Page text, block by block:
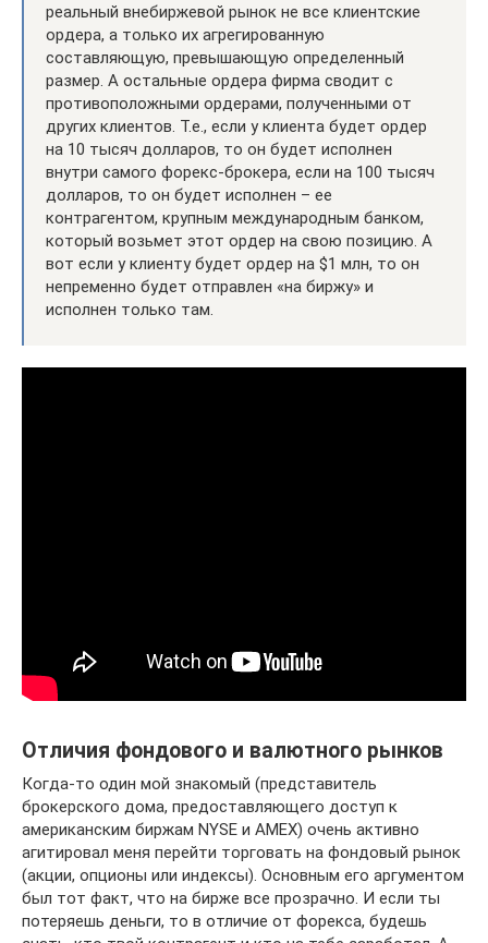
реальный внебиржевой рынок не все клиентские
ордера, а только их агрегированную
составляющую, превышающую определенный
размер. А остальные ордера фирма сводит с
противоположными ордерами, полученными от
других клиентов. Т.е., если у клиента будет ордер
на 10 тысяч долларов, то он будет исполнен
внутри самого форекс-брокера, если на 100 тысяч
долларов, то он будет исполнен – ее
контрагентом, крупным международным банком,
который возьмет этот ордер на свою позицию. А
вот если у клиенту будет ордер на $1 млн, то он
непременно будет отправлен «на биржу» и
исполнен только там.
Отличия фондового и валютного рынков
Когда-то один мой знакомый (представитель
брокерского дома, предоставляющего доступ к
американским биржам NYSE и AMEX) очень активно
агитировал меня перейти торговать на фондовый рынок
(акции, опционы или индексы). Основным его аргументом
был тот факт, что на бирже все прозрачно. И если ты
потеряешь деньги, то в отличие от форекса, будешь